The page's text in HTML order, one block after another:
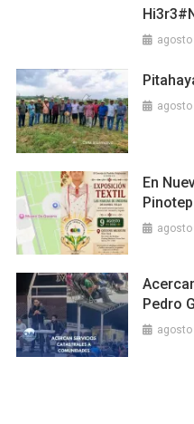
agosto
agosto
En
agosto
Pedro
agosto